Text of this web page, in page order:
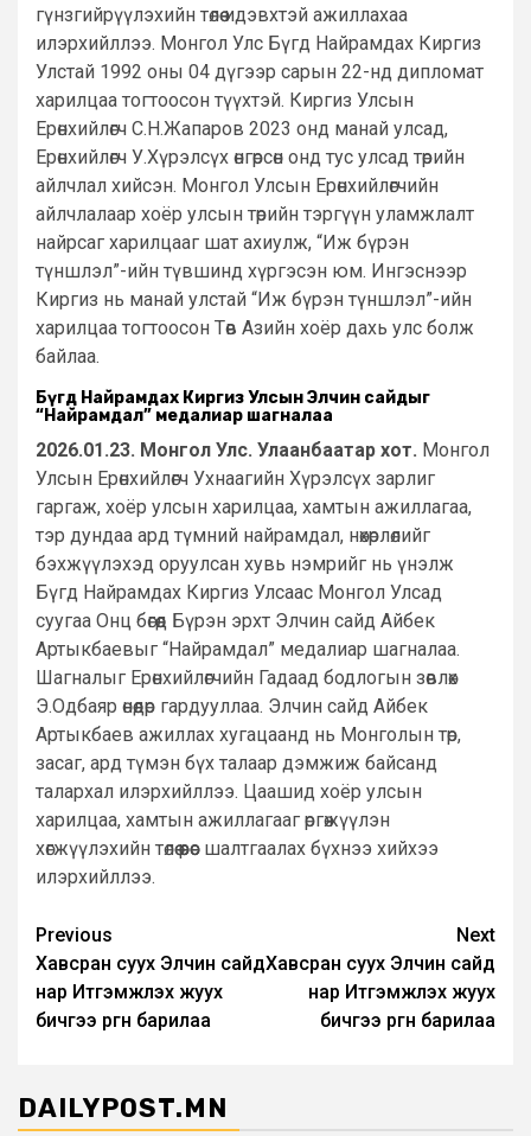
гүнзгийрүүлэхийн төлөө идэвхтэй ажиллахаа
илэрхийллээ. Монгол Улс Бүгд Найрамдах Киргиз
Улстай 1992 оны 04 дүгээр сарын 22-нд дипломат
харилцаа тогтоосон түүхтэй. Киргиз Улсын
Ерөнхийлөгч С.Н.Жапаров 2023 онд манай улсад,
Ерөнхийлөгч У.Хүрэлсүх өнгөрсөн онд тус улсад төрийн
айлчлал хийсэн. Монгол Улсын Ерөнхийлөгчийн
айлчлалаар хоёр улсын төрийн тэргүүн уламжлалт
найрсаг харилцааг шат ахиулж, “Иж бүрэн
түншлэл”-ийн түвшинд хүргэсэн юм. Ингэснээр
Киргиз нь манай улстай “Иж бүрэн түншлэл”-ийн
харилцаа тогтоосон Төв Азийн хоёр дахь улс болж
байлаа.
Бүгд Найрамдах Киргиз Улсын Элчин сайдыг
“Найрамдал” медалиар шагналаа
2026.01.23. Монгол Улс. Улаанбаатар хот. Монгол
Улсын Ерөнхийлөгч Ухнаагийн Хүрэлсүх зарлиг
гаргаж, хоёр улсын харилцаа, хамтын ажиллагаа,
тэр дундаа ард түмний найрамдал, нөхөрлөлийг
бэхжүүлэхэд оруулсан хувь нэмрийг нь үнэлж
Бүгд Найрамдах Киргиз Улсаас Монгол Улсад
суугаа Онц бөгөөд Бүрэн эрхт Элчин сайд Айбек
Артыкбаевыг “Найрамдал” медалиар шагналаа.
Шагналыг Ерөнхийлөгчийн Гадаад бодлогын зөвлөх
Э.Одбаяр өнөөдөр гардууллаа. Элчин сайд Айбек
Артыкбаев ажиллах хугацаанд нь Монголын төр,
засаг, ард түмэн бүх талаар дэмжиж байсанд
талархал илэрхийллээ. Цаашид хоёр улсын
харилцаа, хамтын ажиллагааг өргөжүүлэн
хөгжүүлэхийн төлөө өөрөөс шалтгаалах бүхнээ хийхээ
илэрхийллээ.
Post
navigation
Previous
Хавсран суух Элчин сайд
нар Итгэмжлэх жуух
бичгээ өргөн барилаа
Next
Хавсран суух Элчин сайд
нар Итгэмжлэх жуух
бичгээ өргөн барилаа
DAILYPOST.MN